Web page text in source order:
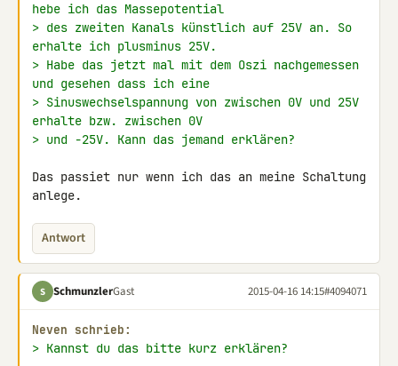
hebe ich das Massepotential
> des zweiten Kanals künstlich auf 25V an. So
erhalte ich plusminus 25V.
> Habe das jetzt mal mit dem Oszi nachgemessen
und gesehen dass ich eine
> Sinuswechselspannung von zwischen 0V und 25V
erhalte bzw. zwischen 0V
> und -25V. Kann das jemand erklären?
Das passiet nur wenn ich das an meine Schaltung
anlege.
Antwort
S SchmunzlerGast 2015-04-16 14:15#4094071
Neven schrieb:
> Kannst du das bitte kurz erklären?